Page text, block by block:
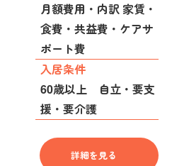
月額費用・内訳 家賃・
食費・共益費・ケアサ
ポート費
入居条件
60歳以上 自立・要支
援・要介護
詳細を見る